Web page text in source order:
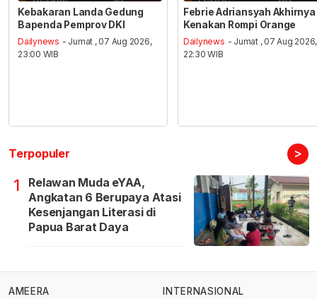
Kebakaran Landa Gedung
Bapenda Pemprov DKI
Dailynews - Jumat , 07 Aug 2026,
23:00 WIB
Febrie Adriansyah Akhirnya
Kenakan Rompi Orange
Dailynews - Jumat , 07 Aug 2026,
22:30 WIB
Terpopuler >
1
Relawan Muda eYAA,
Angkatan 6 Berupaya Atasi
Kesenjangan Literasi di
Papua Barat Daya
AMEERA INTERNASIONAL